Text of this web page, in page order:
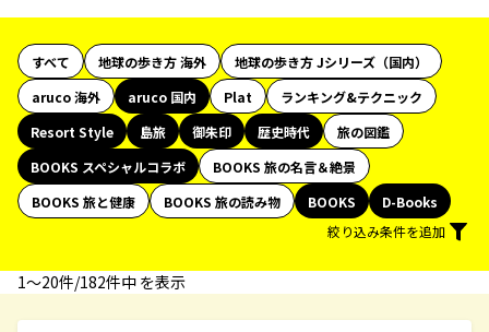
すべて 地球の歩き方 海外
地球の歩き方 Jシリーズ（国内）
aruco 海外
aruco 国内 Plat
ランキング&テクニック
Resort Style
島旅 御朱印 歴史時代
旅の図鑑
BOOKS スペシャルコラボ
BOOKS 旅の名言＆絶景
BOOKS 旅と健康
BOOKS 旅の読み物 BOOKS
D-Books
絞り込み条件を追加
1〜20件/182件中 を表示